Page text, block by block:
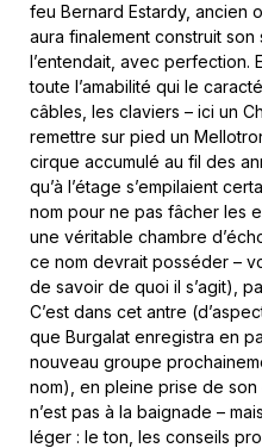
feu Bernard Estardy, ancien
aura finalement construit son
l’entendait, avec perfection.
toute l’amabilité qui le
câbles, les claviers – ici un
remettre sur pied un
cirque accumulé au fil des
qu’à l’étage s’empilaient
nom pour ne pas fâcher les
une véritable chambre
ce nom devrait posséder –
de savoir de quoi il s’agit),
C’est dans cet antre
que Burgalat enregistra en
nouveau groupe
nom), en pleine prise de son
n’est pas à la baignade –
léger : le ton, les conseils